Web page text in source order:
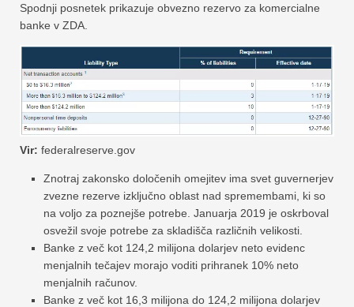
Spodnji posnetek prikazuje obvezno rezervo za komercialne
banke v ZDA.
Vir: federalreserve.gov
Znotraj zakonsko določenih omejitev ima svet guvernerjev
zvezne rezerve izključno oblast nad spremembami, ki so
na voljo za poznejše potrebe. Januarja 2019 je oskrboval
osvežil svoje potrebe za skladišča različnih velikosti.
Banke z več kot 124,2 milijona dolarjev neto evidenc
menjalnih tečajev morajo voditi prihranek 10% neto
menjalnih računov.
Banke z več kot 16,3 milijona do 124,2 milijona dolarjev